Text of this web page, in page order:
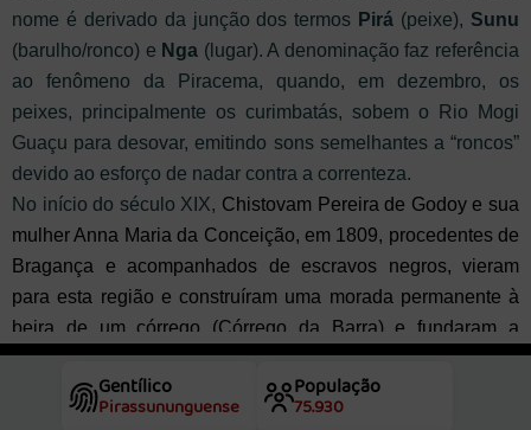
nome é derivado da junção dos termos Pirá (peixe), Sunu
(barulho/ronco) e Nga (lugar). A denominação faz referência
ao fenômeno da Piracema, quando, em dezembro, os
peixes, principalmente os curimbatás, sobem o Rio Mogi
Guaçu para desovar, emitindo sons semelhantes a “roncos”
devido ao esforço de nadar contra a correnteza.
No início do século XIX, Chistovam Pereira de Godoy e sua
mulher Anna Maria da Conceição, em 1809, procedentes de
Bragança e acompanhados de escravos negros, vieram
para esta região e construíram uma morada permanente à
beira de um córrego (Córrego da Barra) e fundaram a
primeira fazenda neste município, a Santa Cruz. Christovam
e sua esposa eram de Nazaré (hoje Nazaré Paulista),
situada dentro do termo de Bragança (hoje Bragança
Gentílico
Pirassununguense
População
75.930